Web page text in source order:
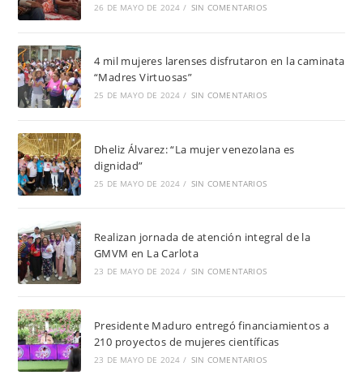
26 DE MAYO DE 2024 / SIN COMENTARIOS
4 mil mujeres larenses disfrutaron en la caminata
“Madres Virtuosas”
25 DE MAYO DE 2024 / SIN COMENTARIOS
Dheliz Álvarez: “La mujer venezolana es
dignidad”
25 DE MAYO DE 2024 / SIN COMENTARIOS
Realizan jornada de atención integral de la
GMVM en La Carlota
23 DE MAYO DE 2024 / SIN COMENTARIOS
Presidente Maduro entregó financiamientos a
210 proyectos de mujeres científicas
23 DE MAYO DE 2024 / SIN COMENTARIOS